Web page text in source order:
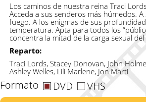
Los caminos de nuestra reina Traci
Acceda a sus senderos más húmedos.
fuego. A los enigmas de sus
temperatura. Apta para todos los
concentra la mitad de la carga sexual
Reparto:
Traci Lords, Stacey Donovan, John
Ashley Welles, Lili Marlene, Jon Marti
Formato DVD VHS